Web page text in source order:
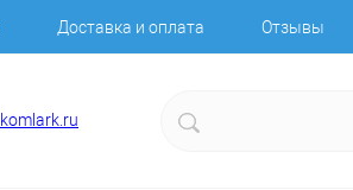
Доставка и оплата Отзывы